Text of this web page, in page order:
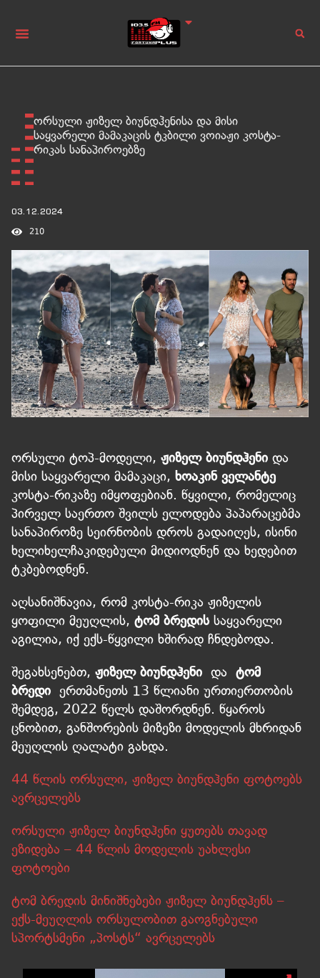
ორსული ჟიზელ ბიუნდჰენისა და მისი
საყვარელი მამაკაცის ტკბილი ვოიაჟი კოსტა-
რიკას სანაპიროებზე
03.12.2024
210
ორსული ტოპ-მოდელი, ჟიზელ ბიუნდჰენი და
მისი საყვარელი მამაკაცი, ხოაკინ ველანტე
კოსტა-რიკაზე იმყოფებიან. წყვილი, რომელიც
პირველ საერთო შვილს ელოდება პაპარაცებმა
სანაპიროზე სეირნობის დროს გადაიღეს, ისინი
ხელიხელჩაკიდებული მიდიოდნენ და ხედებით
ტკბებოდნენ.
აღსანიშნავია, რომ კოსტა-რიკა ჟიზელის
ყოფილი მეუღლის, ტომ ბრედისსაყვარელი
აგილია, იქ ექს-წყვილი ხშირად ჩნდებოდა.
შეგახსენებთ, ჟიზელ ბიუნდჰენი და ტომ
ბრედი ერთმანეთს 13 წლიანი ურთიერთობის
შემდეგ, 2022 წელს დაშორდნენ. წყაროს
ცნობით, განშორების მიზეზი მოდელის მხრიდან
მეუღლის ღალატი გახდა.
44 წლის ორსული, ჟიზელ ბიუნდჰენი ფოტოებს
ავრცელებს
ორსული ჟიზელ ბიუნდჰენი ყუთებს თავად
ეზიდება – 44 წლის მოდელის უახლესი
ფოტოები
ტომ ბრედის მინიშნებები ჟიზელ ბიუნდჰენს –
ექს-მეუღლის ორსულობით გაოგნებული
სპორტსმენი „პოსტს“ ავრცელებს